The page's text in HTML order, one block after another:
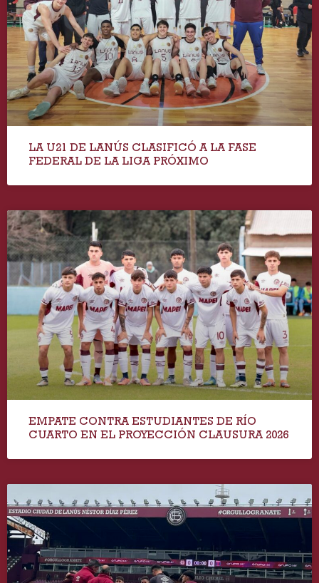
LA U21 DE LANÚS CLASIFICÓ A LA FASE
FEDERAL DE LA LIGA PRÓXIMO
EMPATE CONTRA ESTUDIANTES DE RÍO
CUARTO EN EL PROYECCIÓN CLAUSURA 2026